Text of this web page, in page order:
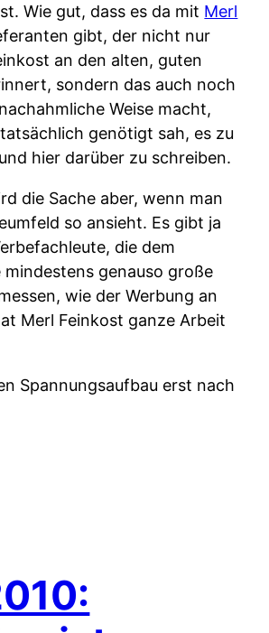
Wie gut, dass es da mit Merl
gibt, der nicht nur
an den alten, guten
sondern das auch noch
Weise macht,
genötigt sah, es zu
hier darüber zu schreiben.
die Sache aber, wenn man
so ansieht. Es gibt ja
die dem
mindestens genauso große
wie der Werbung an
Merl Feinkost ganze Arbeit
Spannungsaufbau erst nach